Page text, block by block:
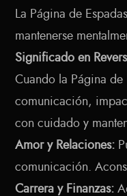
La Página de
mantenerse
Significado en
Cuando la Página de
comunicación,
con cuidado y
Amor y Relaciones:
comunicación.
Carrera y Finanzas: